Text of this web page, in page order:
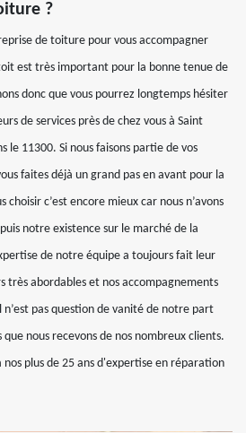
?
de toiture pour vous accompagner
est très important pour la bonne tenue de
donc que vous pourrez longtemps hésiter
de services près de chez vous à Saint
le 11300. Si nous faisons partie de vos
faites déjà un grand pas en avant pour la
c’est encore mieux car nous n’avons
notre existence sur le marché de la
de notre équipe a toujours fait leur
très abordables et nos accompagnements
pas question de vanité de notre part
nous recevons de nos nombreux clients.
nos plus de 25 ans d'expertise en réparation